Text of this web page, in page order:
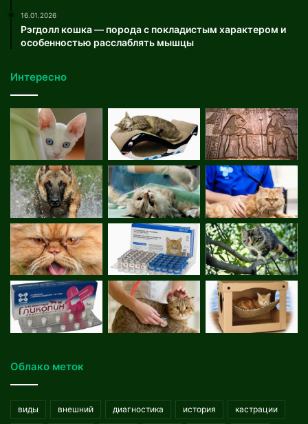
16.01.2026
Рэгдолл кошка — порода с покладистым характером и
особенностью расслаблять мышцы
Интересно
Облако меток
виды внешний диагностика история кастрации